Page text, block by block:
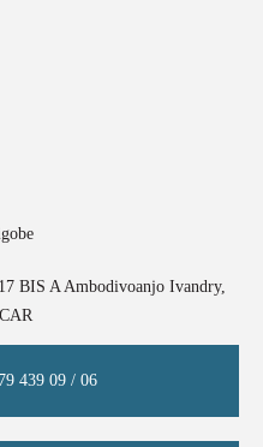
BIS A Ambodivoanjo Ivandry,
439 09 / 06